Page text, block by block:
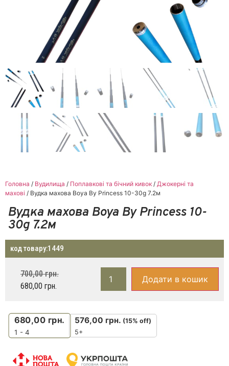
Головна / Вудилища / Поплавкові та бічний кивок / Джокерні та
махові / Вудка махова Boya By Princess 10-30g 7.2м
Вудка махова Boya By Princess 10-
30g 7.2м
код товару:1449
700,00грн.
680,00 грн.
Додати в кошик
680,00 грн.
1 - 4
576,00 грн. (15% off)
5+